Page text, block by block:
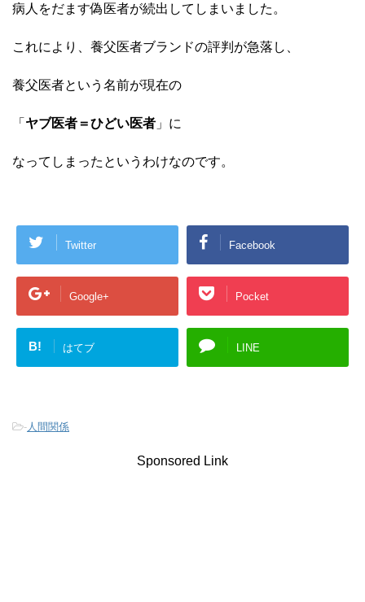
病人をだます偽医者が続出してしまいました。
これにより、養父医者ブランドの評判が急落し、
養父医者という名前が現在の
「 ヤブ医者＝ひどい医者 」に
なってしまったというわけなのです。
Twitter Facebook
Google+ Pocket
B! はてブ LINE
-人間関係
Sponsored Link